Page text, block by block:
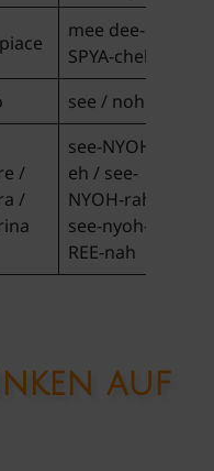
mee dee-
SPYA-cheh
see / noh
/
/
see-NYOHR-
eh / see-
NYOH-rah /
see-nyoh-
REE-nah
auf